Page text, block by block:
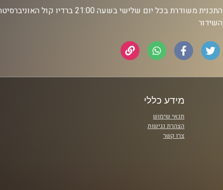
השידור
מידע כללי
תנאי שימוש
הצהרת נגישות
צרו קשר